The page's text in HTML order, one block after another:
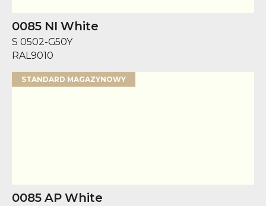
0085 NI White
S 0502-G50Y
RAL9010
0085 AP White
STANDARD MAGAZYNOWY